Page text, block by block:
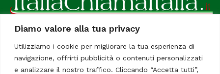
Diamo valore alla tua privacy
Utilizziamo i cookie per migliorare la tua esperienza di
navigazione, offrirti pubblicità o contenuti personalizzati
e analizzare il nostro traffico. Cliccando “Accetta tutti”,
ItaliaChiamaItalia, il TUO quotidiano online preferito.
Dedicato in particolare a tutti gli italiani residenti all'estero.
Tutti i diritti sono riservati. Quotidiano online indipendente